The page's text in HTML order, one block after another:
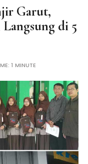
Garut,
di 5
1 MINUTE